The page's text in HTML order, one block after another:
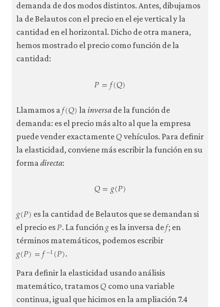
demanda de dos modos distintos. Antes, dibujamos
la de Belautos con el precio en el eje vertical y la
cantidad en el horizontal. Dicho de otra manera,
hemos mostrado el precio como función de la
cantidad:
𝑃=𝑓(𝑄)
f(
Llamamos a 𝑓(𝑄)
f( Q) lainversa de la función de
demanda: es el precio más alto al que la empresa
puede vender exactamente𝑄
Q vehículos. Para definir
la elasticidad, conviene más escribir la función en su
forma directa:
𝑄=𝑔(𝑃)
𝑔(𝑃)
(P) es la cantidad de Belautos que se demandan si
el precio es𝑃
P. La función𝑔 es la inversa de𝑓f; en
términos matemáticos, podemos escribir
𝑔(𝑃)=𝑓−1(𝑃)
(P) −1 (P )
.
Para definir la elasticidad usando análisis
matemático, tratamos𝑄
Q como una variable
continua, igual que hicimos en la ampliación 7.4